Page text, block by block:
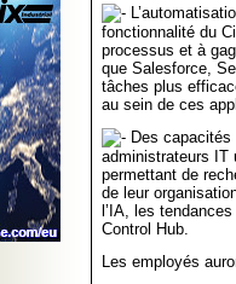
fonctionnalité du
processus et à
que Salesforce,
tâches plus
au sein de ces
Des
administrateurs IT
permettant de
de leur
l’IA, les
Control Hub.
Les employés